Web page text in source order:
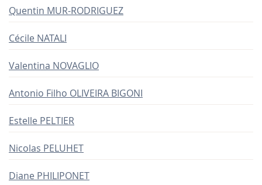
Quentin MUR-RODRIGUEZ
Cécile NATALI
Valentina NOVAGLIO
Antonio Filho OLIVEIRA BIGONI
Estelle PELTIER
Nicolas PELUHET
Diane PHILIPONET